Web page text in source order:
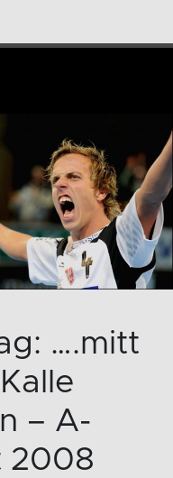
….mitt
– A-
2008